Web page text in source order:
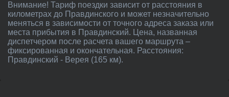
Внимание! Тариф поездки зависит от расстояния в
километрах до Правдинского и может незначительно
меняться в зависимости от точного адреса заказа или
места прибытия в Правдинский. Цена, названная
диспетчером после расчета вашего маршрута –
фиксированная и окончательная. Расстояния:
Правдинский - Верея (165 км).